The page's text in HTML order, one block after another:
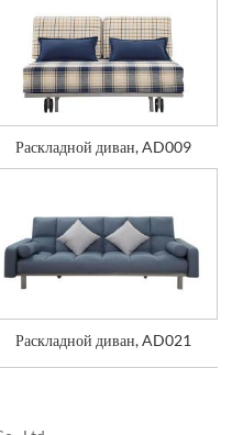
Раскладной диван, AD009
Раскладной диван, AD021